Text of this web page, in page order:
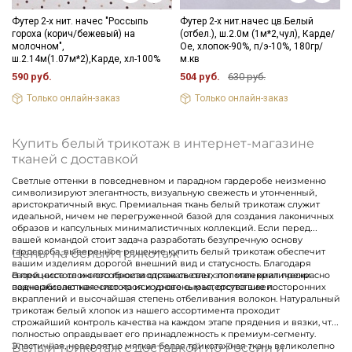
Футер 2-х нит. начес "Россыпь
гороха (корич/бежевый) на
молочном",
ш.2.14м(1.07м*2),Карде, хл-100%
590 руб.
Только онлайн-заказ
Футер 2-х нит.начес цв.Белый
(отбел.), ш.2.0м (1м*2,чул), Карде/
Ое, хлопок-90%, п/э-10%, 180гр/
м.кв
504 руб. 630 руб.
Только онлайн-заказ
Купить белый трикотаж в интернет-магазине
тканей с доставкой
Светлые оттенки в повседневном и парадном гардеробе неизменно
символизируют элегантность, визуальную свежесть и утонченный,
аристократичный вкус. Премиальная ткань белый трикотаж служит
идеальной, ничем не перегруженной базой для создания лаконичных
образов и капсульных минималистичных коллекций. Если перед
вашей командой стоит задача разработать безупречную основу
гардероба, выверенное решение купить белый трикотаж обеспечит
вашим изделиям дорогой внешний вид и статусность. Благодаря
своей чистоте и способности отражать свет, этот материал прекрасно
подчеркивает качество кроя и уровень мастерства швеи.
Цены на белый трикотаж
В процессе сложного производства светлых полотен критически
важна абсолютная чистота исходного сырья, отсутствие посторонних
вкраплений и высочайшая степень отбеливания волокон. Натуральный
трикотаж белый хлопок из нашего ассортимента проходит
строжайший контроль качества на каждом этапе прядения и вязки, что
полностью оправдывает его принадлежность к премиум-сегменту.
Эластичная, невероятно мягкая белая трикотажная ткань великолепно
Белый трикотаж с доставкой по России и